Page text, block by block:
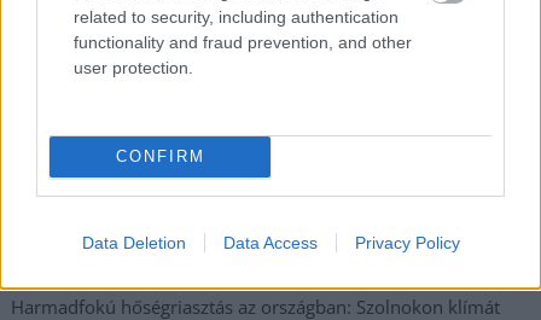
related to security, including authentication
functionality and fraud prevention, and other
user protection.
CONFIRM
Data Deletion Data Access Privacy Policy
postaládájába érkezik!
Csendélet 5.0: alig balesetveszélyes lépcső és remek
állapotban levő buszmegálló mutatja, hogy Szolnok mennyire
Harmadfokú hőségriasztás az országban: Szolnokon klímát